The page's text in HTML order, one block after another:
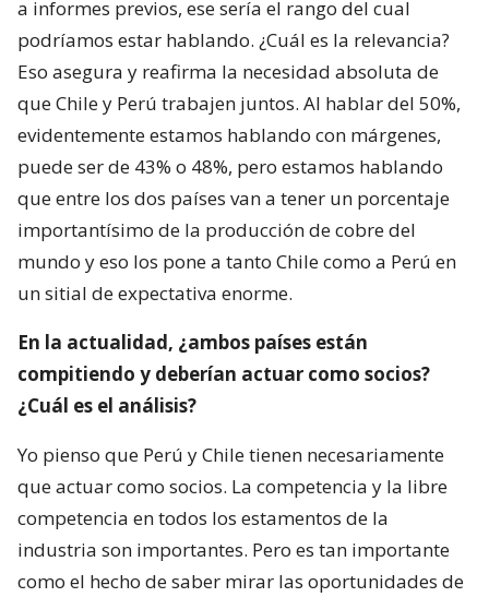
a informes previos, ese sería el rango del cual
podríamos estar hablando. ¿Cuál es la relevancia?
Eso asegura y reafirma la necesidad absoluta de
que Chile y Perú trabajen juntos. Al hablar del 50%,
evidentemente estamos hablando con márgenes,
puede ser de 43% o 48%, pero estamos hablando
que entre los dos países van a tener un porcentaje
importantísimo de la producción de cobre del
mundo y eso los pone a tanto Chile como a Perú en
un sitial de expectativa enorme.
En la actualidad, ¿ambos países están
compitiendo y deberían actuar como socios?
¿Cuál es el análisis?
Yo pienso que Perú y Chile tienen necesariamente
que actuar como socios. La competencia y la libre
competencia en todos los estamentos de la
industria son importantes. Pero es tan importante
como el hecho de saber mirar las oportunidades de